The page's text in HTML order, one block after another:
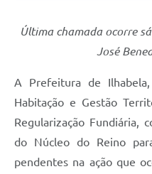
Última chamada ocorre
José
A Prefeitura de
Habitação e Gestão
Regularização Fundiária,
do Núcleo do Reino
pendentes na ação que